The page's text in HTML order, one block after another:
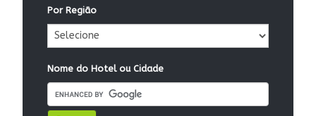
Por Região
Nome do Hotel ou Cidade